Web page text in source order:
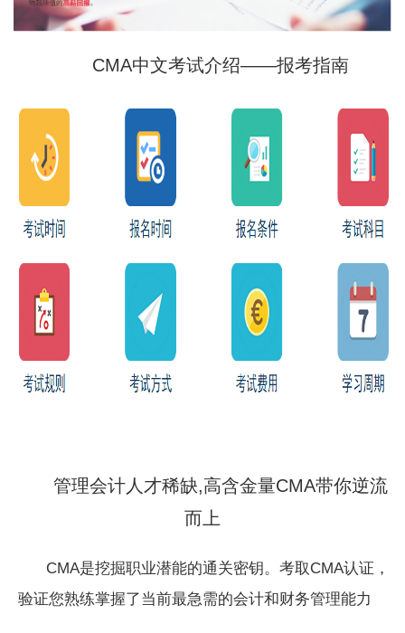
CMA中文考试介绍——报考指南
管理会计人才稀缺,高含金量CMA带你逆流
而上
CMA是挖掘职业潜能的通关密钥。考取CMA认证，
验证您熟练掌握了当前最急需的会计和财务管理能力